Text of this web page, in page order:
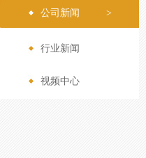
公司新闻 >
行业新闻
视频中心